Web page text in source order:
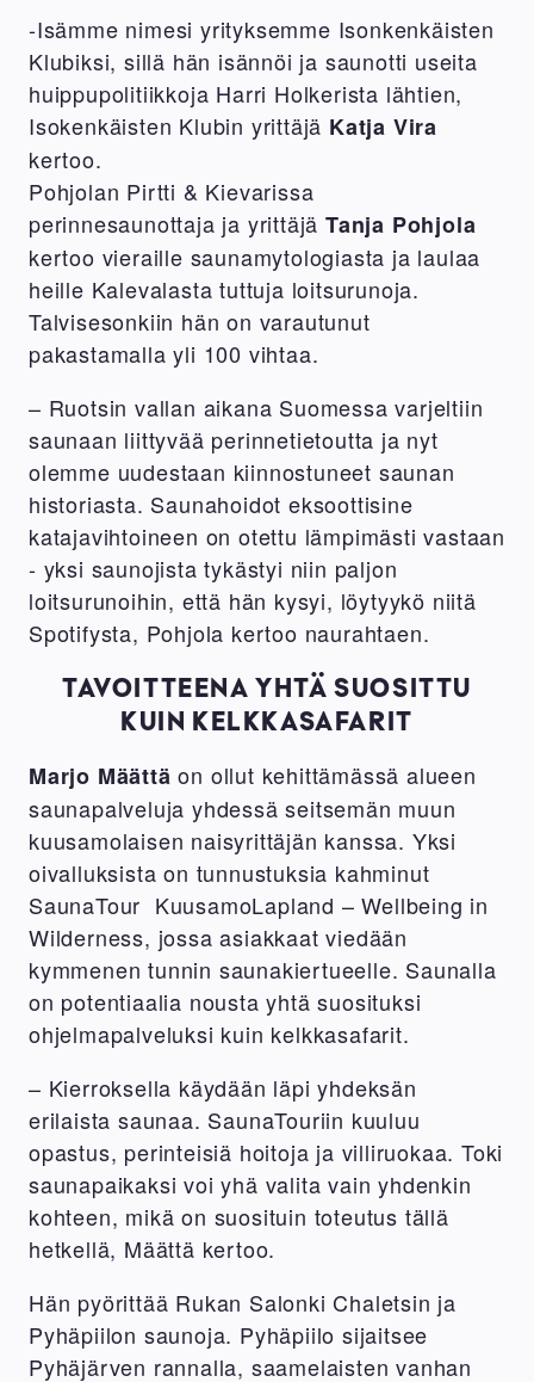
-Isämme nimesi yrityksemme Isonkenkäisten
Klubiksi, sillä hän isännöi ja saunotti useita
huippupolitiikkoja Harri Holkerista lähtien,
Isokenkäisten Klubin yrittäjä Katja Vira
kertoo.
Pohjolan Pirtti & Kievarissa
perinnesaunottaja ja yrittäjäTanja Pohjola
kertoo vieraille saunamytologiasta ja laulaa
heille Kalevalasta tuttuja loitsurunoja.
Talvisesonkiin hän on varautunut
pakastamalla yli 100 vihtaa.
– Ruotsin vallan aikana Suomessa varjeltiin
saunaan liittyvää perinnetietoutta ja nyt
olemme uudestaan kiinnostuneet saunan
historiasta. Saunahoidot eksoottisine
katajavihtoineen on otettu lämpimästi vastaan
- yksi saunojista tykästyi niin paljon
loitsurunoihin, että hän kysyi, löytyykö niitä
Spotifysta, Pohjola kertoo naurahtaen.
TAVOITTEENA YHTÄ SUOSITTU
KUIN KELKKASAFARIT
Marjo Määttä on ollut kehittämässä alueen
saunapalveluja yhdessä seitsemän muun
kuusamolaisen naisyrittäjän kanssa. Yksi
oivalluksista on tunnustuksia kahminut
SaunaTour KuusamoLapland – Wellbeing in
Wilderness, jossa asiakkaat viedään
kymmenen tunnin saunakiertueelle. Saunalla
on potentiaalia nousta yhtä suosituksi
ohjelmapalveluksi kuin kelkkasafarit.
– Kierroksella käydään läpi yhdeksän
erilaista saunaa. SaunaTouriin kuuluu
opastus, perinteisiä hoitoja ja villiruokaa. Toki
saunapaikaksi voi yhä valita vain yhdenkin
kohteen, mikä on suosituin toteutus tällä
hetkellä, Määttä kertoo.
Hän pyörittää Rukan Salonki Chaletsin ja
Pyhäpiilon saunoja. Pyhäpiilo sijaitsee
Pyhäjärven rannalla, saamelaisten vanhan